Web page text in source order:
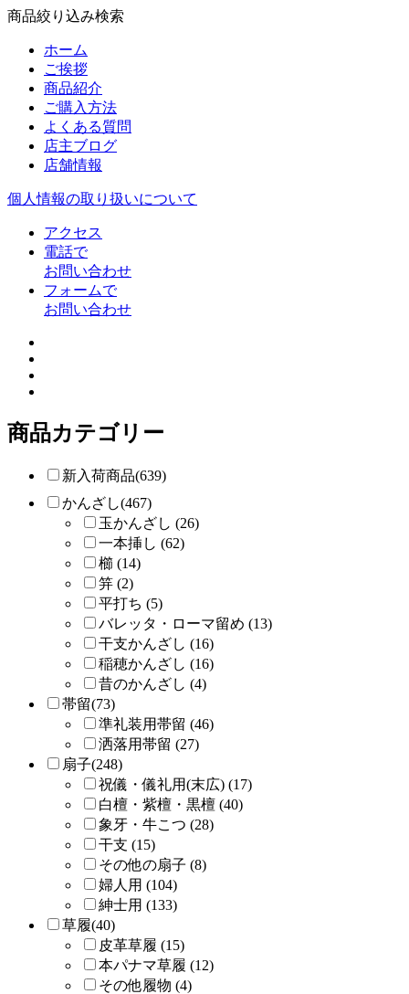
商品絞り込み検索
ホーム
ご挨拶
商品紹介
ご購入方法
よくある質問
店主ブログ
店舗情報
個人情報の取り扱いについて
アクセス
電話で
お問い合わせ
フォームで
お問い合わせ
商品カテゴリー
新入荷商品(639)
かんざし(467)
玉かんざし (26)
一本挿し (62)
櫛 (14)
笄 (2)
平打ち (5)
バレッタ・ローマ留め (13)
干支かんざし (16)
稲穂かんざし (16)
昔のかんざし (4)
帯留(73)
準礼装用帯留 (46)
洒落用帯留 (27)
扇子(248)
祝儀・儀礼用(末広) (17)
白檀・紫檀・黒檀 (40)
象牙・牛こつ (28)
干支 (15)
その他の扇子 (8)
婦人用 (104)
紳士用 (133)
草履(40)
皮革草履 (15)
本パナマ草履 (12)
その他履物 (4)